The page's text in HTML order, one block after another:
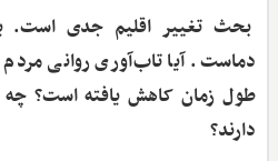
بحث تغییر اقلیم جدی است.
دماست. آیا تاب‌آوری روانی
طول زمان کاهش یافته است؟ چه
دارند؟